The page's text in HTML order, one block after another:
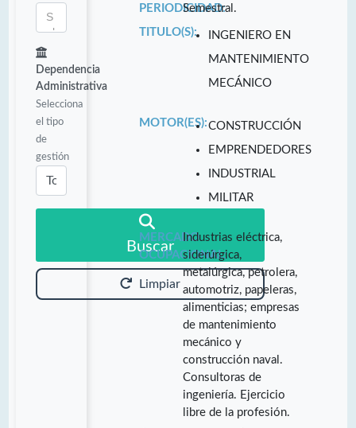
Dependencia
Administrativa
Selecciona
el tipo
de
gestión
Buscar
Limpiar
PERIODICIDAD:
Semestral.
TITULO(S):
INGENIERO EN
MANTENIMIENTO
MECÁNICO
MOTOR(ES):CONSTRUCCIÓN
EMPRENDEDORES
INDUSTRIAL
MILITAR
MERCADO
OCUPACIONAL:
Industrias eléctrica,
siderúrgica,
metalúrgica, petrolera,
automotriz, papeleras,
alimenticias; empresas
de mantenimiento
mecánico y
construcción naval.
Consultoras de
ingeniería. Ejercicio
libre de la profesión.